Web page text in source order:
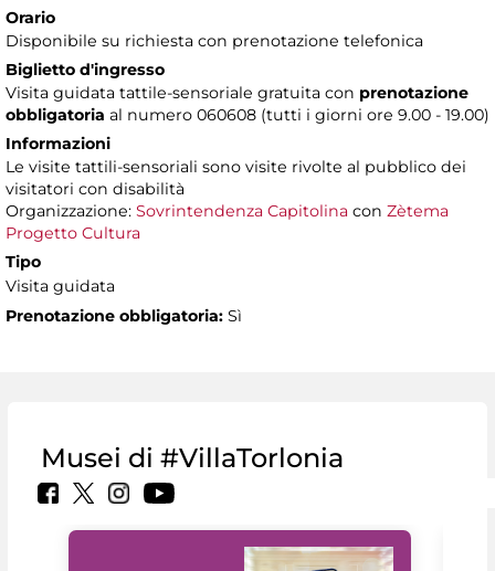
Orario
Disponibile su richiesta con prenotazione telefonica
Biglietto d'ingresso
Visita guidata tattile-sensoriale gratuita con prenotazione
obbligatoria al numero 060608 (tutti i giorni ore 9.00 - 19.00)
Informazioni
Le visite tattili-sensoriali sono visite rivolte al pubblico dei
visitatori con disabilità
Organizzazione: Sovrintendenza Capitolina con Zètema
Progetto Cultura
Tipo
Visita guidata
Prenotazione obbligatoria: Sì
Musei di #VillaTorlonia